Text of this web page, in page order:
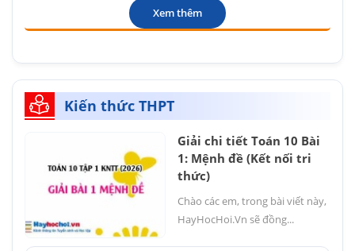
Xem thêm
Kiến thức THPT
Giải chi tiết Toán 10 Bài
1: Mệnh đề (Kết nối tri
thức)
Chào các em, trong bài viết này,
HayHocHoi.Vn sẽ đồng...